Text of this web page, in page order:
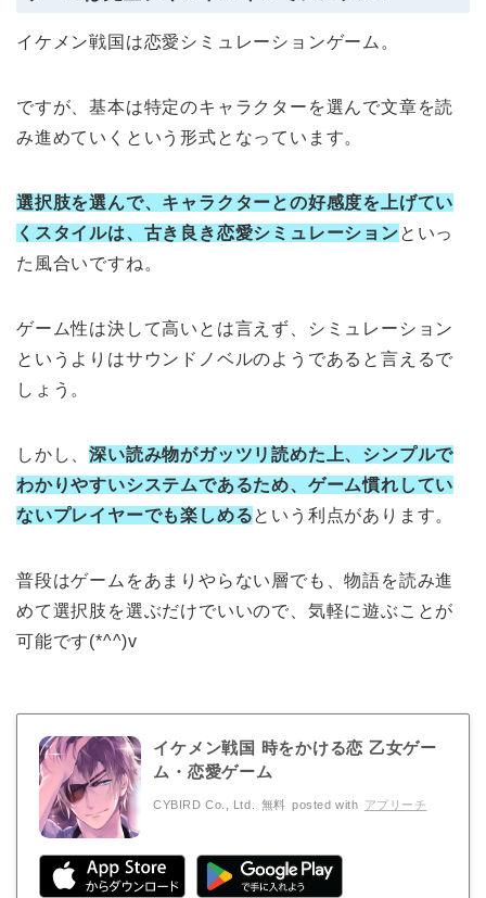
イケメン戦国は恋愛シミュレーションゲーム。
ですが、基本は特定のキャラクターを選んで文章を読
み進めていくという形式となっています。
選択肢を選んで、キャラクターとの好感度を上げてい
くスタイルは、古き良き恋愛シミュレーションといっ
た風合いですね。
ゲーム性は決して高いとは言えず、シミュレーション
というよりはサウンドノベルのようであると言えるで
しょう。
しかし、深い読み物がガッツリ読めた上、シンプルで
わかりやすいシステムであるため、ゲーム慣れしてい
ないプレイヤーでも楽しめるという利点があります。
普段はゲームをあまりやらない層でも、物語を読み進
めて選択肢を選ぶだけでいいので、気軽に遊ぶことが
可能です(*^^)v
イケメン戦国 時をかける恋 乙女ゲー
ム・恋愛ゲーム
CYBIRD Co., Ltd. 無料 posted with アプリーチ